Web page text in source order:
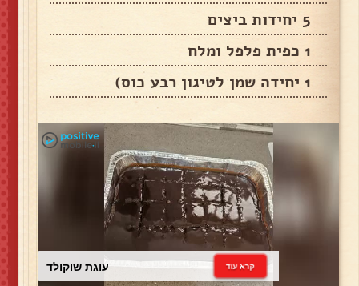
5 יחידות ביצים
1 כפית פלפל ומלח
1 יחידה שמן לטיגון רבע כוס)
עוגת שוקולד קרא עוד